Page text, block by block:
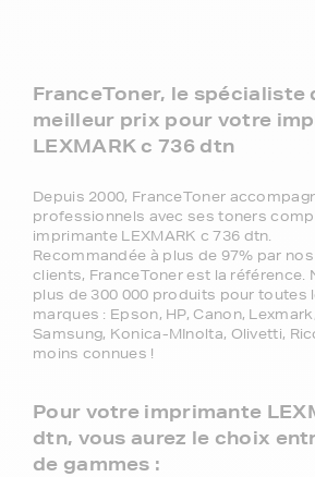
FranceToner, le spécialiste
meilleur prix pour votre
LEXMARK c 736 dtn
Depuis 2000, FranceToner
professionnels avec ses toners
imprimante LEXMARK c 736 dtn.
Recommandée à plus de 97% par
clients, FranceToner est la référence.
plus de 300 000 produits pour toutes
marques : Epson, HP, Canon,
Samsung, Konica-MInolta, Olivetti,
moins connues !
Pour votre imprimante
dtn, vous aurez le choix
de gammes :